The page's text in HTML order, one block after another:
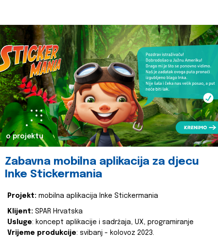
o projektu
Zabavna mobilna aplikacija za djecu
Inke Stickermania
Projekt: mobilna aplikacija Inke Stickermania
Klijent: SPAR Hrvatska
Usluge: koncept aplikacije i sadržaja, UX, programiranje
Vrijeme produkcije: svibanj - kolovoz 2023.